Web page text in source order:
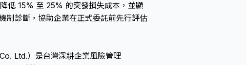
低 15% 至 25% 的突發損失成本，並顯
制診斷，協助企業在正式委託前先行評估
Ltd.）是台灣深耕企業風險管理